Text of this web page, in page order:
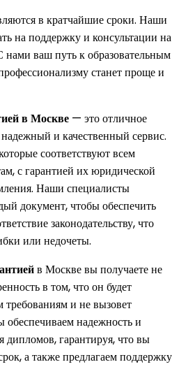
в кратчайшие сроки. Наши
на поддержку и консультации на
нами ваш путь к образовательным
станет проще и
в Москве — это отличное
и качественный сервис.
соответствуют всем
с гарантией их юридической
Наши специалисты
документ, чтобы обеспечить
законодательству, что
или недочеты.
в Москве вы получаете не
в том, что он будет
и не вызовет
надежность и
дипломов, гарантируя, что вы
а также предлагаем поддержку